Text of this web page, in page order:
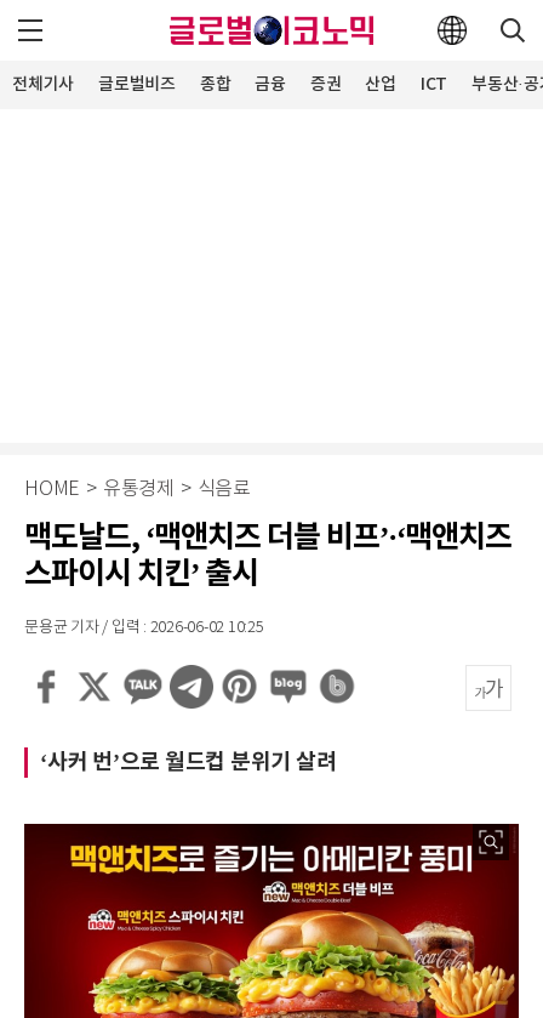
전체기사 글로벌비즈 종합 금융 증권 산업 ICT 부동산·
HOME > 유통경제 > 식음료
맥도날드, ‘맥앤치즈 더블 비프’·‘맥앤치즈
스파이시 치킨’ 출시
문용균 기자 / 입력 : 2026-06-02 10:25
‘사커 번’으로 월드컵 분위기 살려